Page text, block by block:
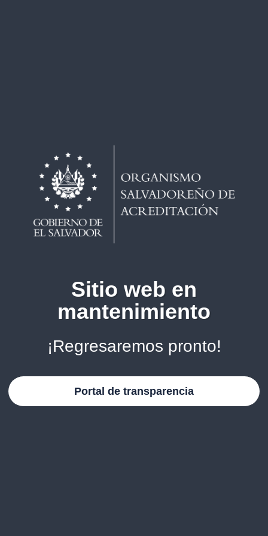
Sitio web en
mantenimiento
¡Regresaremos pronto!
Portal de transparencia